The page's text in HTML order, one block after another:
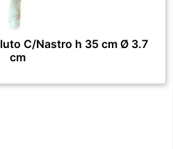
C/Nastro h 35 cm Ø 3.7
cm